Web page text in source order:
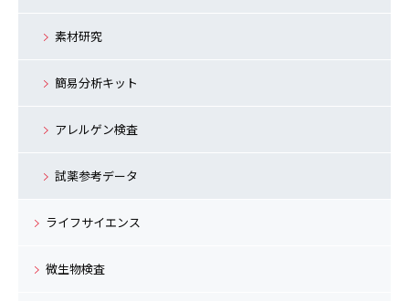
素材研究
簡易分析キット
アレルゲン検査
試薬参考データ
ライフサイエンス
微生物検査